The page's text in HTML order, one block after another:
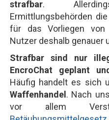
strafbar.
Ermittlungsbehörden
für das Vorliegen von
Nutzer deshalb genauer
Strafbar sind nur
EncroChat geplant
Häufig handelt es sich
Waffenhandel. Nach
vor allem